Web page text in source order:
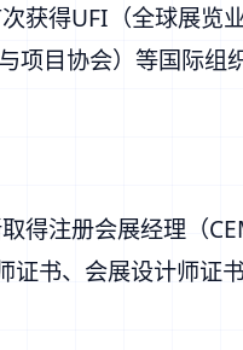
次获得UFI（全球展
项目协会）等国际组
取得注册会展经理（
证书、会展设计师证